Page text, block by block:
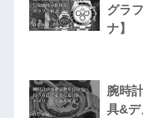
グラ
ナ】
腕時
具&デ